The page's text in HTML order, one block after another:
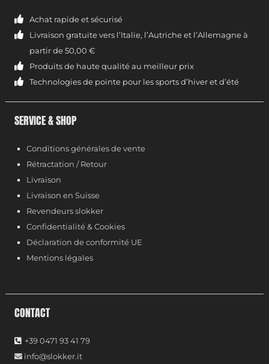
Achat rapide et sécurisé
Livraison gratuite vers l’Italie, l’Autriche et l’Allemagne à
partir de 50,00 €
Produits de haute qualité au meilleur prix
Technologies de pointe pour les sports d’hiver et d’été
SERVICE & SHOP
Conditions générales de vente
Rétractation / Retour
Livraison
Livraison en Suisse
Revendeurs slokker
Confidentialité & Cookies
Déclaration de conformité UE
Mentions légales
CONTACT
+39 0471 93 41 79
info@slokker.it